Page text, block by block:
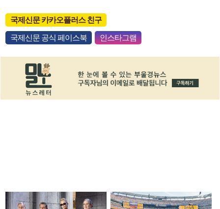
국제신문 카카오플러스 친구
국제신문 공식 페이스북 인스타그램